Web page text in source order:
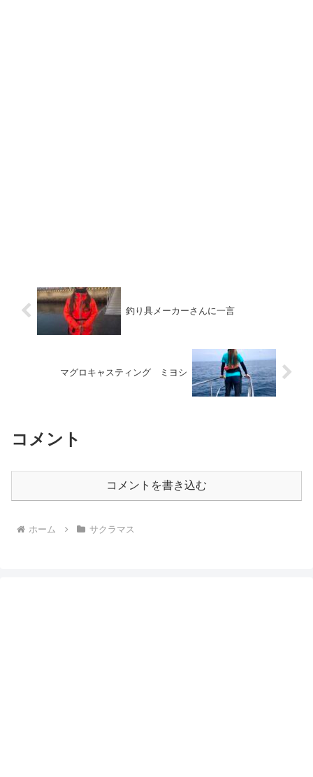
釣り具メーカーさんに一言
マグロキャスティング ミヨシ
コメント
コメントを書き込む
ホーム サクラマス